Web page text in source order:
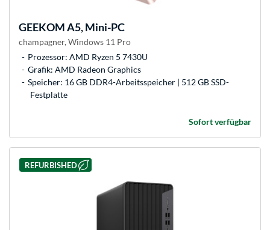
GEEKOMA5, Mini-PC
champagner, Windows 11 Pro
Prozessor: AMD Ryzen 5 7430U
Grafik: AMD Radeon Graphics
Speicher: 16 GB DDR4-Arbeitsspeicher | 512 GB SSD-
Festplatte
Sofort verfügbar
REFURBISHED